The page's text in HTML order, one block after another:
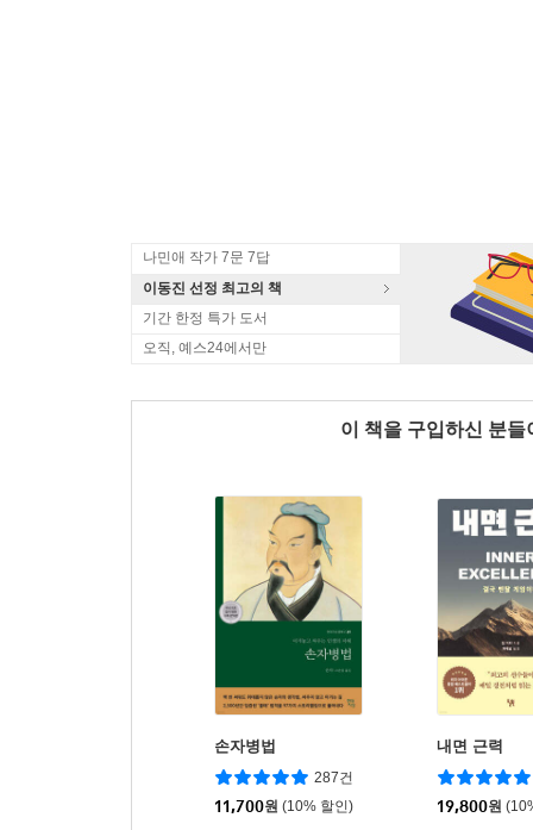
나민애 작가 7문 7답
이동진 선정 최고의 책
기간 한정 특가 도서
오직, 예스24에서만
이 책을 구입하신 분
손자병법
287건
11,700원 (10% 할인)
내면 근력
19,800원